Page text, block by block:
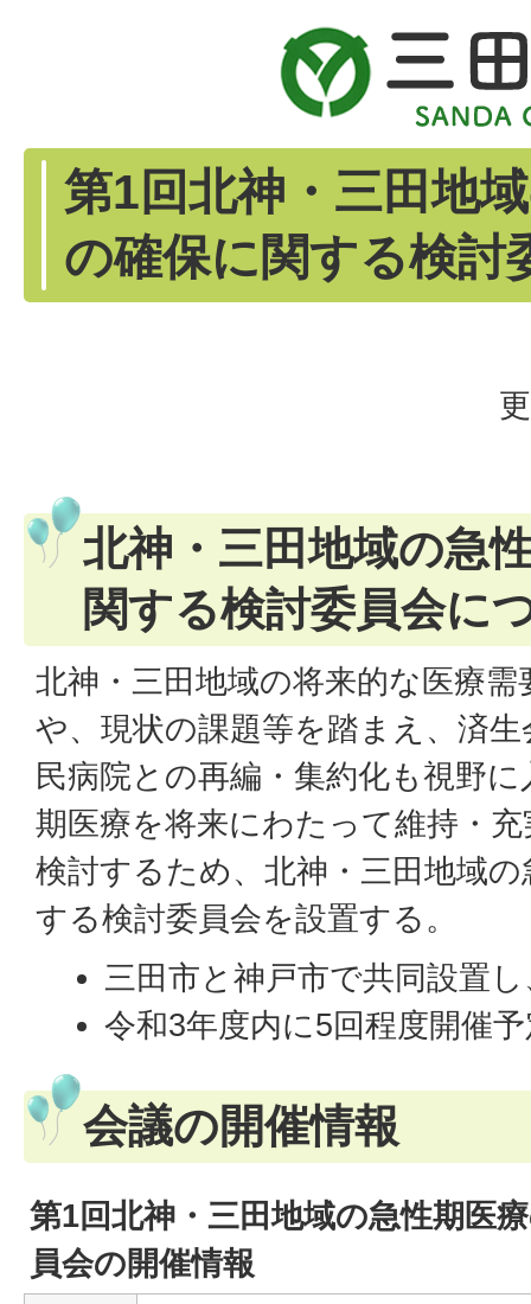
第1回北神・三田地
の確保に関する検討
北神・三田地域の急
関する検討委員会に
北神・三田地域の将来的な医療
や、現状の課題等を踏まえ、済
民病院との再編・集約化も視野
期医療を将来にわたって維持・
検討するため、北神・三田地域
する検討委員会を設置する。
三田市と神戸市で共同設置
令和3年度内に5回程度開催
会議の開催情報
第1回北神・三田地域の急性期医
員会の開催情報